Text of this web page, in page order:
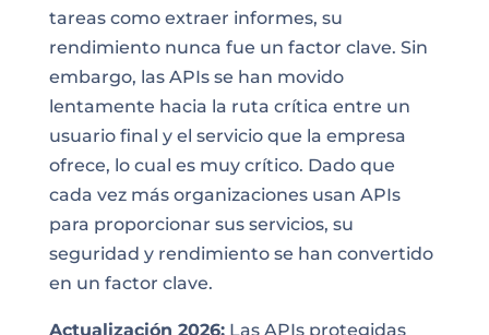
tareas como extraer informes, su
rendimiento nunca fue un factor clave. Sin
embargo, las APIs se han movido
lentamente hacia la ruta crítica entre un
usuario final y el servicio que la empresa
ofrece, lo cual es muy crítico. Dado que
cada vez más organizaciones usan APIs
para proporcionar sus servicios, su
seguridad y rendimiento se han convertido
en un factor clave.
Actualización 2026:Las APIs protegidas